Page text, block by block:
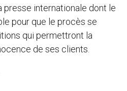
presse internationale dont le
pour que le procès se
qui permettront la
de ses clients.